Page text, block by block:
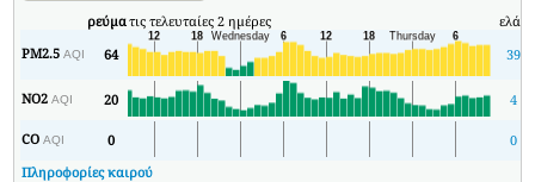
ρεύματις τελευταίες 2 ημέρες ελάχ
PM2.5AQI 64 39
NO2AQI 20 4
COAQI 0
0
Πληροφορίες καιρού